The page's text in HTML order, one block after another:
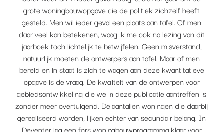
grote woningbouwopgave die de politiek zichzelf heeft
gesteld. Men wil ieder geval een plaats aan tafel. Of men
daar veel kan betekenen, waag ik me ook na lezing van dit
jaarboek toch lichtelijk te betwijfelen. Geen misverstand,
natuurlijk moeten de ontwerpers aan tafel. Maar of men
bereid en in staat is zich te wagen aan deze kwantitatieve
opgave is de vraag. De kwaliteit van de ontwerpen voor
gebiedsontwikkeling die we in deze publicatie aantreffen is
zonder meer overtuigend. De aantallen woningen die daarbij
gerealiseerd worden, lijken echter van secundair belang. In
Deventer lag een fors woningbouwprogramma klaar voor